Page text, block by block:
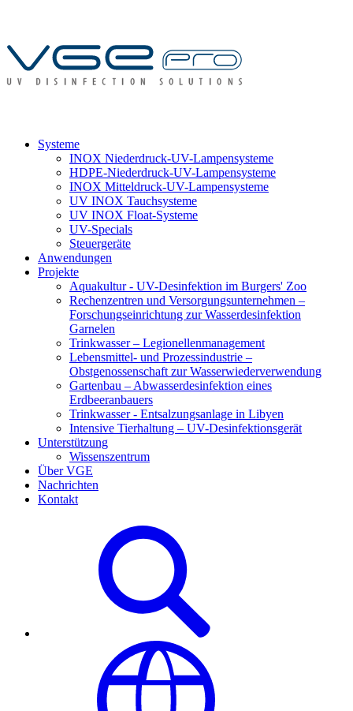
Systeme
INOX Niederdruck-UV-Lampensysteme
HDPE-Niederdruck-UV-Lampensysteme
INOX Mitteldruck-UV-Lampensysteme
UV INOX Tauchsysteme
UV INOX Float-Systeme
UV-Specials
Steuergeräte
Anwendungen
Projekte
Aquakultur - UV-Desinfektion im Burgers' Zoo
Rechenzentren und Versorgungsunternehmen –
Forschungseinrichtung zur Wasserdesinfektion
Garnelen
Trinkwasser – Legionellenmanagement
Lebensmittel- und Prozessindustrie –
Obstgenossenschaft zur Wasserwiederverwendung
Gartenbau – Abwasserdesinfektion eines
Erdbeeranbauers
Trinkwasser - Entsalzungsanlage in Libyen
Intensive Tierhaltung – UV-Desinfektionsgerät
Unterstützung
Wissenszentrum
Über VGE
Nachrichten
Kontakt